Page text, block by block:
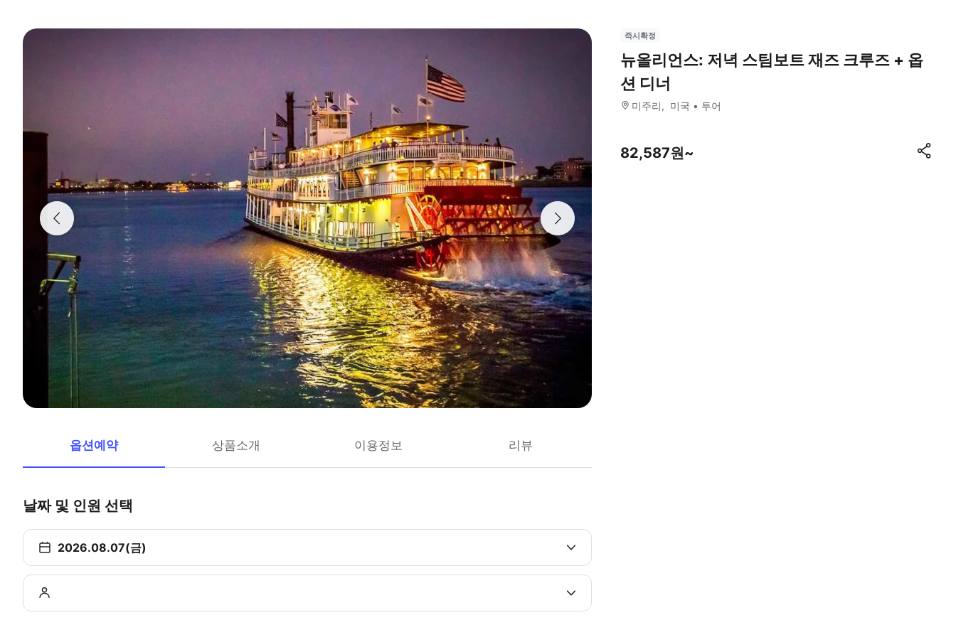
옵션예약 상품소개 이용정보 리뷰
날짜 및 인원 선택
2026.08.07(금)
즉시확정
뉴올리언스: 저녁 스팀보트 재즈 크루즈 + 옵
션 디너
미주리 미국 투어
82,587원~